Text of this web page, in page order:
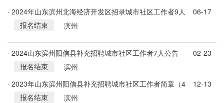
· 2024年山东滨州北海经济开发区招录城市社区工作者9人
公告
06-17
报名结束
滨州
· 2024山东滨州阳信县补充招聘城市社区工作者7人公告
02-23
报名结束
滨州
· 2023年山东滨州阳信县补充招聘城市社区工作者简章（4
人）
12-13
报名结束
滨州